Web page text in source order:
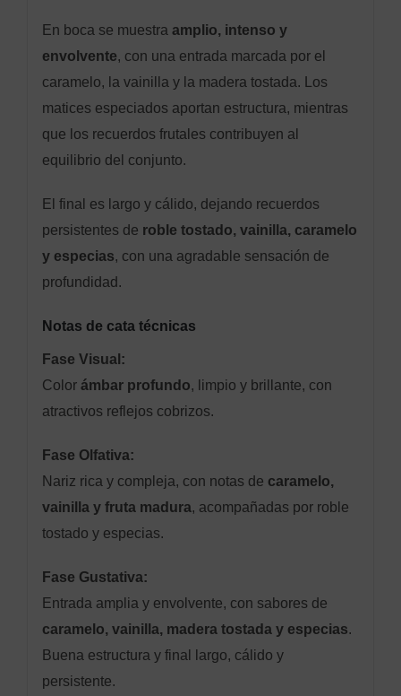
En boca se muestra amplio, intenso y
envolvente, con una entrada marcada por el
caramelo, la vainilla y la madera tostada. Los
matices especiados aportan estructura, mientras
que los recuerdos frutales contribuyen al
equilibrio del conjunto.
El final es largo y cálido, dejando recuerdos
persistentes de roble tostado, vainilla, caramelo
y especias, con una agradable sensación de
profundidad.
Notas de cata técnicas
Fase Visual:
Color ámbar profundo, limpio y brillante, con
atractivos reflejos cobrizos.
Fase Olfativa:
Nariz rica y compleja, con notas de caramelo,
vainilla y fruta madura, acompañadas por roble
tostado y especias.
Fase Gustativa:
Entrada amplia y envolvente, con sabores de
caramelo, vainilla, madera tostada y especias.
Buena estructura y final largo, cálido y
persistente.